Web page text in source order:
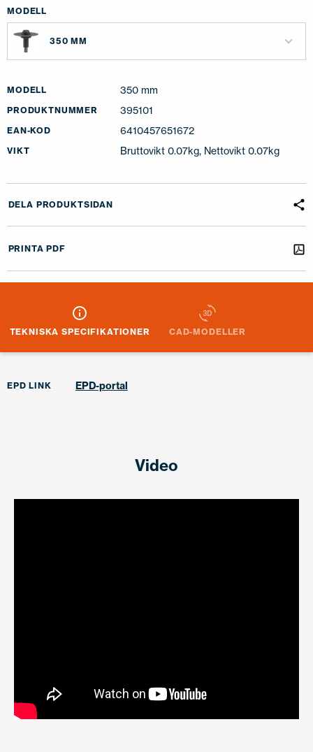
MODELL
350 MM
MODELL 350 mm
PRODUKTNUMMER 395101
EAN-KOD 6410457651672
VIKT Bruttovikt 0.07kg, Nettovikt 0.07kg
DELA PRODUKTSIDAN
PRINTA PDF
TEKNISKA SPECIFIKATIONER CAD-MODELLER
EPD LINK EPD-portal
Video